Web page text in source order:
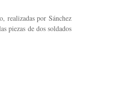
realizadas por Sánchez
piezas de dos soldados